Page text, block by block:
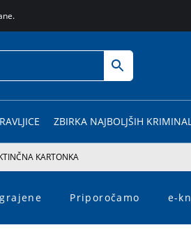
ZBIRKA NAJBOLJŠIH
KARTONKA
Priporočamo e-